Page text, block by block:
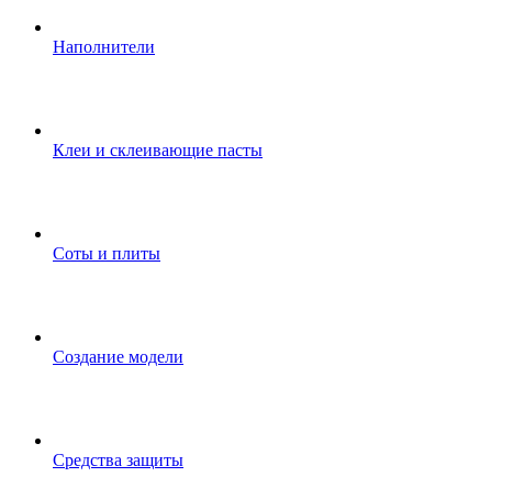
Наполнители
Клеи и склеивающие пасты
Соты и плиты
Создание модели
Средства защиты